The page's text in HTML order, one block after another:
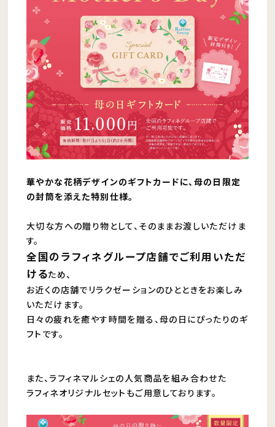
華やかな花柄デザインのギフトカードに、母の日限定
の封筒を添えた特別仕様。
大切な方への贈り物として、そのままお渡しいただけま
す。
全国のラフィネグループ店舗でご利用いただ
けるため、
お近くの店舗でリラクゼーションのひとときをお楽しみ
いただけます。
日々の疲れを癒やす時間を贈る、母の日にぴったりのギ
フトです。
また、ラフィネマルシェの人気商品を組み合わせた
ラフィネオリジナルセットもご用意しております。